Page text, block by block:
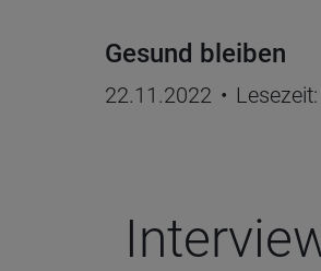
Gesund bleiben
22.11.2022 •